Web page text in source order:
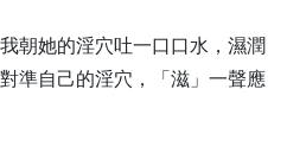
朝她的淫穴吐一口口水，濕潤
準自己的淫穴，「滋」一聲應